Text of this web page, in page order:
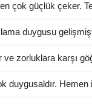
çok güçlük çeker.
duygusu
ve zorluklara karşı
duygusaldır. Hemen